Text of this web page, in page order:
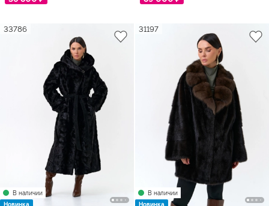
В наличии
Новинка
33786
В наличии
Новинка
31197